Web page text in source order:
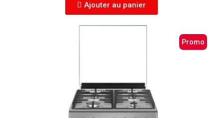
Ajouter au panier
Promo